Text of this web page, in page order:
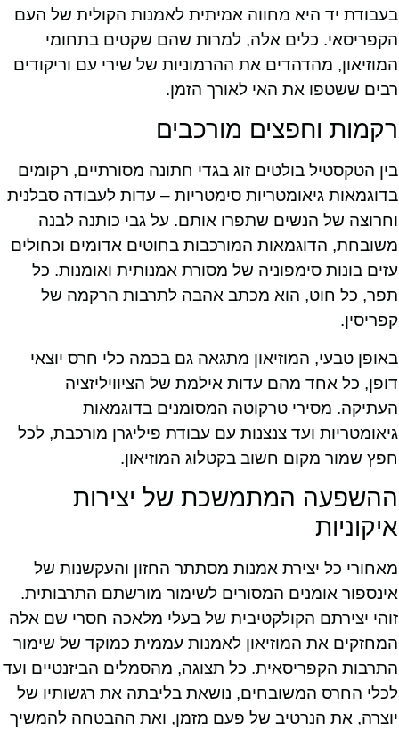
בעבודת יד היא מחווה אמיתית לאמנות הקולית של העם
הקפריסאי. כלים אלה, למרות שהם שקטים בתחומי
המוזיאון, מהדהדים את ההרמוניות של שירי עם וריקודים
רבים ששטפו את האי לאורך הזמן.
רקמות וחפצים מורכבים
בין הטקסטיל בולטים זוג בגדי חתונה מסורתיים, רקומים
בדוגמאות גיאומטריות סימטריות – עדות לעבודה סבלנית
וחרוצה של הנשים שתפרו אותם. על גבי כותנה לבנה
משובחת, הדוגמאות המורכבות בחוטים אדומים וכחולים
עזים בונות סימפוניה של מסורת אמנותית ואומנות. כל
תפר, כל חוט, הוא מכתב אהבה לתרבות הרקמה של
קפריסין.
באופן טבעי, המוזיאון מתגאה גם בכמה כלי חרס יוצאי
דופן, כל אחד מהם עדות אילמת של הציוויליזציה
העתיקה. מסירי טרקוטה המסומנים בדוגמאות
גיאומטריות ועד צנצנות עם עבודת פיליגרן מורכבת, לכל
חפץ שמור מקום חשוב בקטלוג המוזיאון.
ההשפעה המתמשכת של יצירות
איקוניות
מאחורי כל יצירת אמנות מסתתר החזון והעקשנות של
אינספור אומנים המסורים לשימור מורשתם התרבותית.
זוהי יצירתם הקולקטיבית של בעלי מלאכה חסרי שם אלה
המחזקים את המוזיאון לאמנות עממית כמוקד של שימור
התרבות הקפריסאית. כל תצוגה, מהסמלים הביזנטיים ועד
לכלי החרס המשובחים, נושאת בליבתה את רגשותיו של
יוצרה, את הנרטיב של פעם מזמן, ואת ההבטחה להמשיך